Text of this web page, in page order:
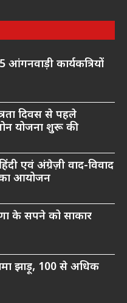
कार्यकत्रियों
दिवस से पहले
योजना शुरू की
एवं अंग्रेज़ी वाद-विवाद
आयोजन
के सपने को साकार
झाड़ू, 100 से अधिक